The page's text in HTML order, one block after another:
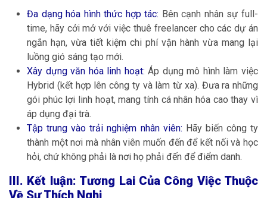
Đa dạng hóa hình thức hợp tác: Bên cạnh nhân sự full-
time, hãy cởi mở với việc thuê freelancer cho các dự án
ngắn hạn, vừa tiết kiệm chi phí vận hành vừa mang lại
luồng gió sáng tạo mới.
Xây dựng văn hóa linh hoạt: Áp dụng mô hình làm việc
Hybrid (kết hợp lên công ty và làm từ xa). Đưa ra những
gói phúc lợi linh hoạt, mang tính cá nhân hóa cao thay vì
áp dụng đại trà.
Tập trung vào trải nghiệm nhân viên: Hãy biến công ty
thành một nơi mà nhân viên muốn đến để kết nối và học
hỏi, chứ không phải là nơi họ phải đến để điểm danh.
III. Kết luận: Tương Lai Của Công Việc Thuộc
Về Sự Thích Nghi